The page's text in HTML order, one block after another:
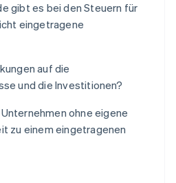
gibt es bei den Steuern für
eingetragene
auf die
und die Investitionen?
ohne eigene
zu einem eingetragenen